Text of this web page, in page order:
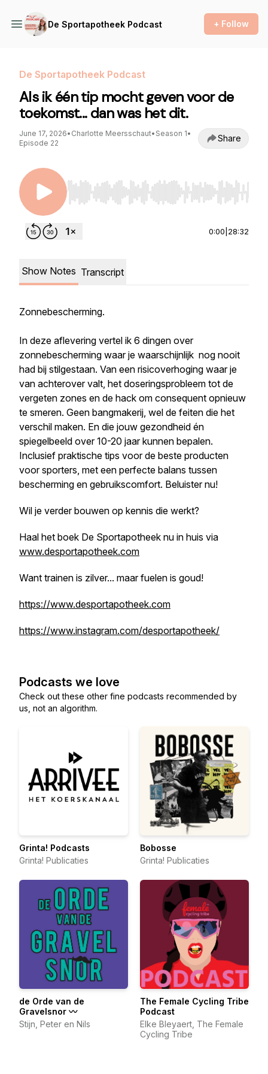
De Sportapotheek Podcast + Follow
De Sportapotheek Podcast
Als ik één tip mocht geven voor de
toekomst... dan was het dit.
June 17, 2026• Charlotte Meersschaut• Season 1•
Episode 22
Share
Use Left/Right to seek, Home/End to jump to
0:00 28:32
Show Notes Transcript
Zonnebescherming.
In deze aflevering vertel ik 6 dingen over
zonnebescherming waar je waarschijnlijk nog nooit
had bij stilgestaan. Van een risicoverhoging waar je
van achterover valt, het doseringsprobleem tot de
vergeten zones en de hack om consequent opnieuw
te smeren. Geen bangmakerij, wel de feiten die het
verschil maken. En die jouw gezondheid én
spiegelbeeld over 10-20 jaar kunnen bepalen.
Inclusief praktische tips voor de beste producten
voor sporters, met een perfecte balans tussen
bescherming en gebruikscomfort. Beluister nu!
Wil je verder bouwen op kennis die werkt?
Haal het boek De Sportapotheek nu in huis via
www.desportapotheek.com
Want trainen is zilver... maar fuelen is goud!
https://www.desportapotheek.com
https://www.instagram.com/desportapotheek/
Podcasts we love
Check out these other fine podcasts recommended by
us, not an algorithm.
Grinta! Podcasts
Grinta! Publicaties
Bobosse
Grinta! Publicaties
de Orde van de
Gravelsnor 〰️
Stijn, Peter en Nils
The Female Cycling Tribe
Podcast
Elke Bleyaert, The Female
Cycling Tribe